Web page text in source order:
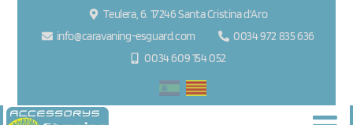
Teulera, 6. 17246 Santa Cristina d'Aro
info@caravaning-esguard.com
0034 972 835 636
0034 609 154 052